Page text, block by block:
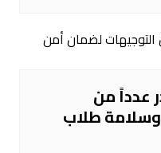
عدداً من
طلاب